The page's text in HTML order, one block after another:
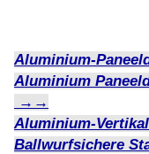
Aluminium-
Aluminium
→→
Aluminium-
Ballwurfsichere